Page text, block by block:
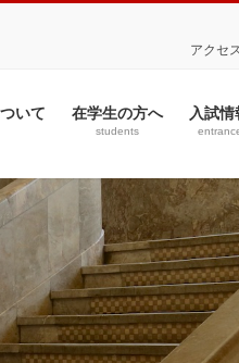
アクセ
いて 在学生の方へ
students
入試情